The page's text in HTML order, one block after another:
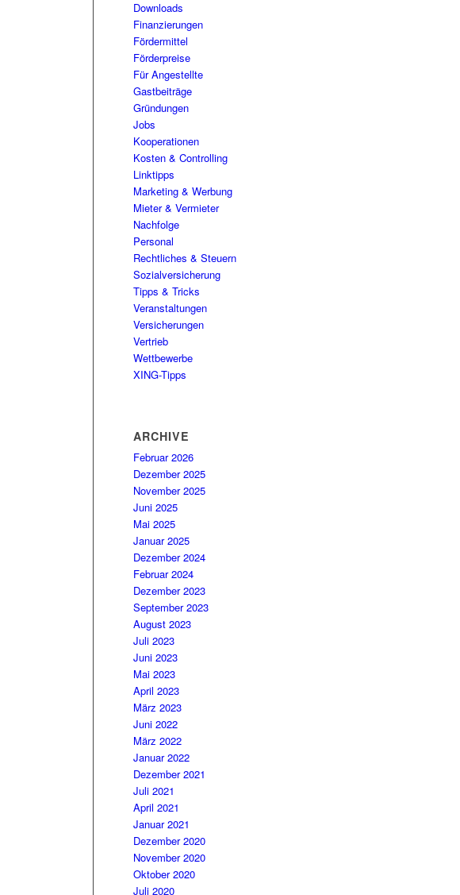
Downloads
Finanzierungen
Fördermittel
Förderpreise
Für Angestellte
Gastbeiträge
Gründungen
Jobs
Kooperationen
Kosten & Controlling
Linktipps
Marketing & Werbung
Mieter & Vermieter
Nachfolge
Personal
Rechtliches & Steuern
Sozialversicherung
Tipps & Tricks
Veranstaltungen
Versicherungen
Vertrieb
Wettbewerbe
XING-Tipps
ARCHIVE
Februar 2026
Dezember 2025
November 2025
Juni 2025
Mai 2025
Januar 2025
Dezember 2024
Februar 2024
Dezember 2023
September 2023
August 2023
Juli 2023
Juni 2023
Mai 2023
April 2023
März 2023
Juni 2022
März 2022
Januar 2022
Dezember 2021
Juli 2021
April 2021
Januar 2021
Dezember 2020
November 2020
Oktober 2020
Juli 2020